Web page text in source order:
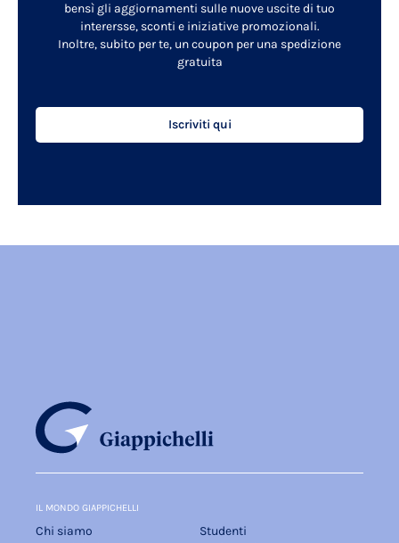
bensì gli aggiornamenti sulle nuove uscite di tuo
interersse, sconti e iniziative promozionali.
Inoltre, subito per te, un coupon per una spedizione
gratuita
Iscriviti qui
IL MONDO GIAPPICHELLI
Chi siamo
Studenti